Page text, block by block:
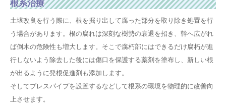
根系治療
土壌改良を行う際に、根を掘り出して腐った部分を取り除き処置を行
う場合があります。根の腐れは深刻な樹勢の衰退を招き、幹へ広がれ
ば倒木の危険性も増大します。そこで腐朽部にはできるだけ腐朽が進
行しないよう除去した後には傷口を保護する薬剤を塗布し、新しい根
が出るように発根促進剤も添加します。
そしてブレスパイプを設置するなどして根系の環境を物理的に改善向
上させます。